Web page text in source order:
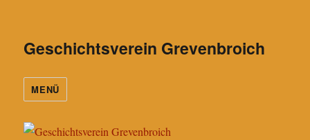
Geschichtsverein Grevenbroich
MENÜ